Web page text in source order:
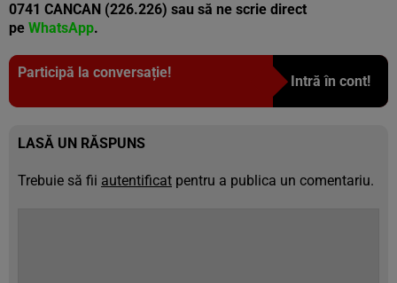
0741 CANCAN (226.226) sau să ne scrie direct
pe WhatsApp.
Participă la conversație!
Intră în cont!
LASĂ UN RĂSPUNS
Trebuie să fii autentificat pentru a publica un comentariu.